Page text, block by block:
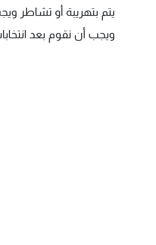
يتم بتهريبة أو تشاطر
ويجب أن نقوم بعد انتخابات الـ2013 بورشة عمل للوصول إلى